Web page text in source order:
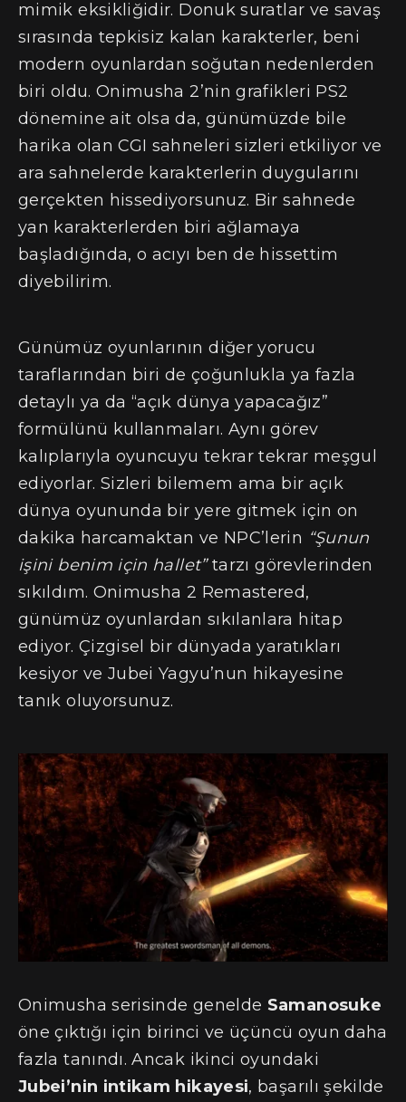
mimik eksikliğidir. Donuk suratlar ve savaş
sırasında tepkisiz kalan karakterler, beni
modern oyunlardan soğutan nedenlerden
biri oldu. Onimusha 2’nin grafikleri PS2
dönemine ait olsa da, günümüzde bile
harika olan CGI sahneleri sizleri etkiliyor ve
ara sahnelerde karakterlerin duygularını
gerçekten hissediyorsunuz. Bir sahnede
yan karakterlerden biri ağlamaya
başladığında, o acıyı ben de hissettim
diyebilirim.
Günümüz oyunlarının diğer yorucu
taraflarından biri de çoğunlukla ya fazla
detaylı ya da “açık dünya yapacağız”
formülünü kullanmaları. Aynı görev
kalıplarıyla oyuncuyu tekrar tekrar meşgul
ediyorlar. Sizleri bilemem ama bir açık
dünya oyununda bir yere gitmek için on
dakika harcamaktan ve NPC’lerin “Şunun
işini benim için hallet”tarzı görevlerinden
sıkıldım. Onimusha 2 Remastered,
günümüz oyunlardan sıkılanlara hitap
ediyor. Çizgisel bir dünyada yaratıkları
kesiyor ve Jubei Yagyu’nun hikayesine
tanık oluyorsunuz.
Onimusha serisinde genelde Samanosuke
öne çıktığı için birinci ve üçüncü oyun daha
fazla tanındı. Ancak ikinci oyundaki
Jubei’nin intikam hikayesi, başarılı şekilde